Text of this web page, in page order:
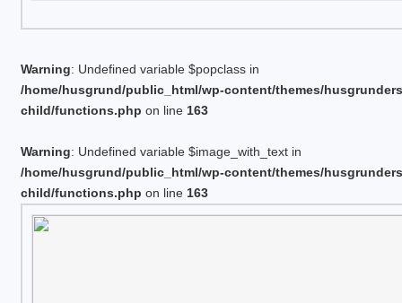
Warning: Undefined variable $popclass in
/home/husgrund/public_html/wp-content/themes/
child/functions.php on line 163
Warning: Undefined variable $image_with_text in
/home/husgrund/public_html/wp-content/themes/
child/functions.php on line 163